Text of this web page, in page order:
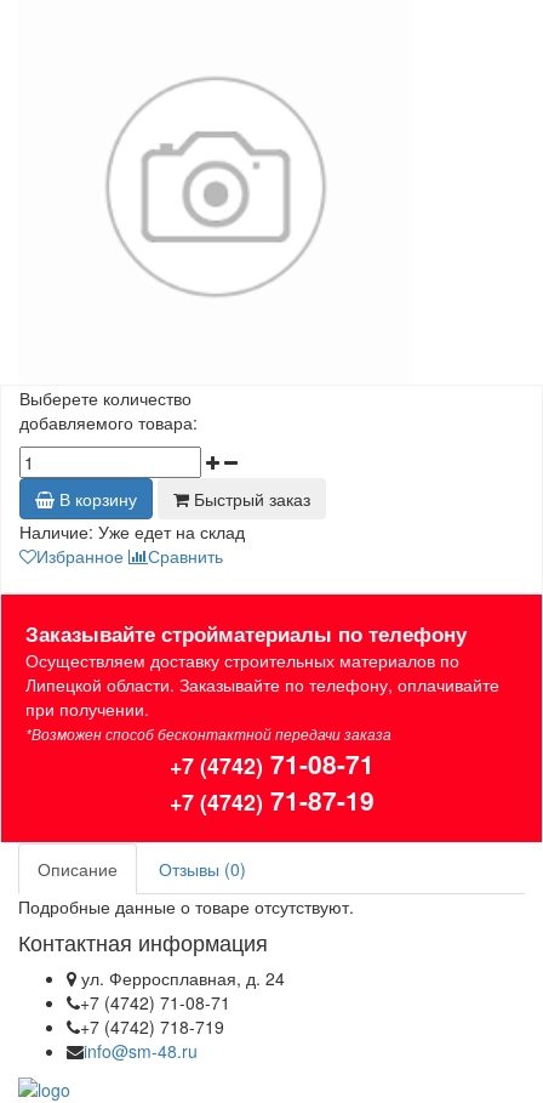
Выберете количество
добавляемого товара:
В корзину
Быстрый заказ
Наличие: Уже едет на склад
Избранное
Сравнить
Заказывайте стройматериалы по телефону
Осуществляем доставку строительных материалов по
Липецкой области. Заказывайте по телефону, оплачивайте
при получении.
*Возможен способ бесконтактной передачи заказа
+7 (4742) 71-08-71
+7 (4742) 71-87-19
Описание
Отзывы (0)
Подробные данные о товаре отсутствуют.
Контактная информация
ул. Ферросплавная, д. 24
+7 (4742) 71-08-71
+7 (4742) 718-719
info@sm-48.ru